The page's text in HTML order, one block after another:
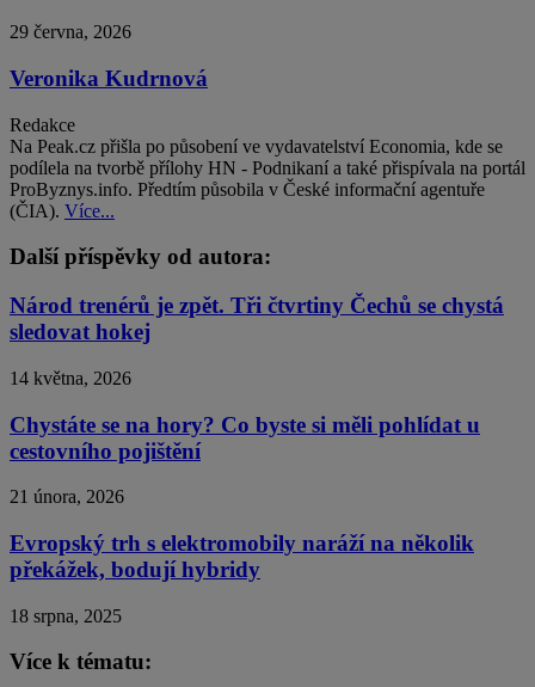
29 června, 2026
Veronika Kudrnová
Redakce
Na Peak.cz přišla po působení ve vydavatelství Economia, kde se
podílela na tvorbě přílohy HN - Podnikaní a také přispívala na portál
ProByznys.info. Předtím působila v České informační agentuře
(ČIA). Více...
Další příspěvky od autora:
Národ trenérů je zpět. Tři čtvrtiny Čechů se chystá
sledovat hokej
14 května, 2026
Chystáte se na hory? Co byste si měli pohlídat u
cestovního pojištění
21 února, 2026
Evropský trh s elektromobily naráží na několik
překážek, bodují hybridy
18 srpna, 2025
Více k tématu: